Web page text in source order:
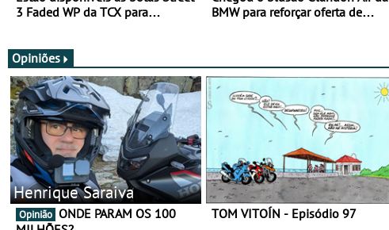
3 Faded WP da TCX para
BMW para reforçar oferta de
Opiniões
Henrique Saraiva
Opinião TOM VITOÍN - Episódio 97